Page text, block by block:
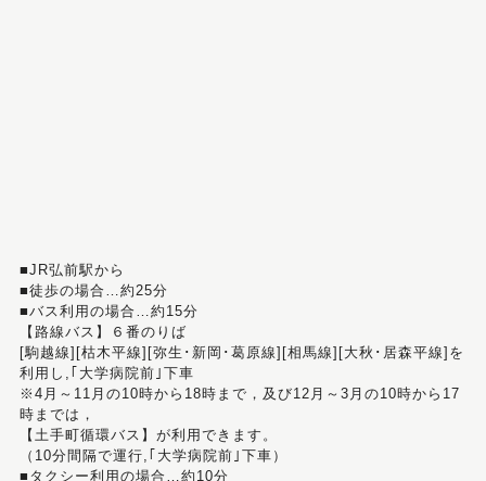
■JR弘前駅から
■徒歩の場合…約25分
■バス利用の場合…約15分
【路線バス】６番のりば
[駒越線][枯木平線][弥生･新岡･葛原線][相馬線][大秋･居森平線]を
利用し,｢大学病院前｣下車
※4月～11月の10時から18時まで，及び12月～3月の10時から17
時までは，
【土手町循環バス】が利用できます。
（10分間隔で運行,｢大学病院前｣下車）
■タクシー利用の場合…約10分